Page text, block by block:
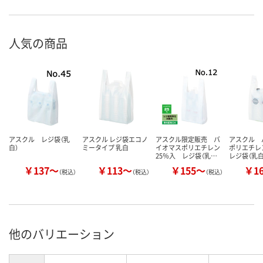
人気の商品
アスクル レジ袋（乳
白）
￥137～（税込）
アスクル レジ袋エコノ
ミータイプ 乳白
￥113～（税込）
アスクル限定販売 バ
イオマスポリエチレン
25％入 レジ袋（乳…
￥155～（税込）
アスクル
ポリエチ
レジ袋（乳
￥
他のバリエーション